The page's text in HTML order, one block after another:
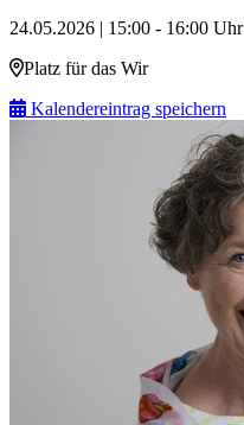
24.05.2026 | 15:00 - 16:00 Uhr
Platz für das Wir
Kalendereintrag speichern